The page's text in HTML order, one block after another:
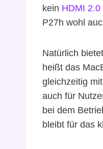
kein HDMI 2.0
P27h wohl
Natürlich
heißt das
gleichzeitig
auch für
bei dem
bleibt für das